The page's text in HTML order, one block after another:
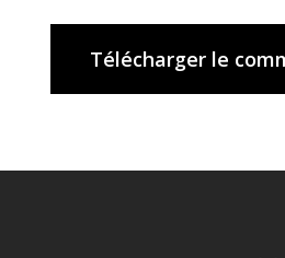
Télécharger le